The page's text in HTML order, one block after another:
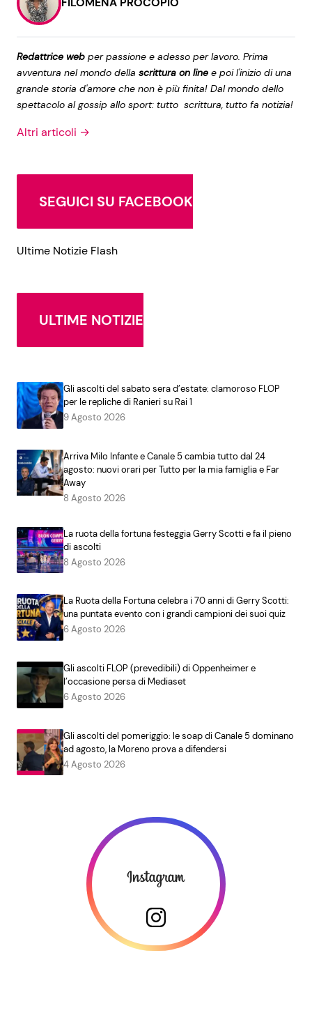
Redattrice web per passione e adesso per lavoro. Prima
avventura nel mondo della scrittura on line e poi l'inizio di una
grande storia d'amore che non è più finita! Dal mondo dello
spettacolo al gossip allo sport: tutto scrittura, tutto fa notizia!
Altri articoli →
SEGUICI SU FACEBOOK
Ultime Notizie Flash
ULTIME NOTIZIE
Gli ascolti del sabato sera d’estate: clamoroso FLOP
per le repliche di Ranieri su Rai 1
9 Agosto 2026
Arriva Milo Infante e Canale 5 cambia tutto dal 24
agosto: nuovi orari per Tutto per la mia famiglia e Far
Away
8 Agosto 2026
La ruota della fortuna festeggia Gerry Scotti e fa il pieno
di ascolti
8 Agosto 2026
La Ruota della Fortuna celebra i 70 anni di Gerry Scotti:
una puntata evento con i grandi campioni dei suoi quiz
6 Agosto 2026
Gli ascolti FLOP (prevedibili) di Oppenheimer e
l’occasione persa di Mediaset
6 Agosto 2026
Gli ascolti del pomeriggio: le soap di Canale 5 dominano
ad agosto, la Moreno prova a difendersi
4 Agosto 2026